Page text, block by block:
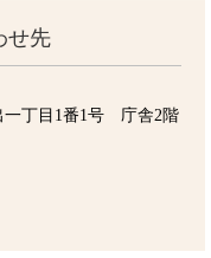
せ先
一丁目1番1号 庁舎2階